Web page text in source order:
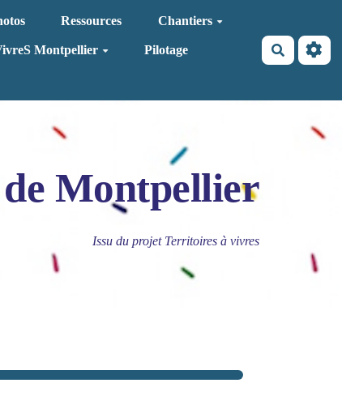
Ressources Chantiers
Montpellier Pilotage
Montpellier
Issu du projet Territoires à vivres